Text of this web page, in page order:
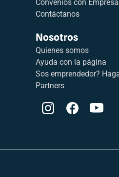
Convenios con
Contáctanos
Nosotros
Quienes somos
Ayuda con la página
Sos emprendedor?
Partners